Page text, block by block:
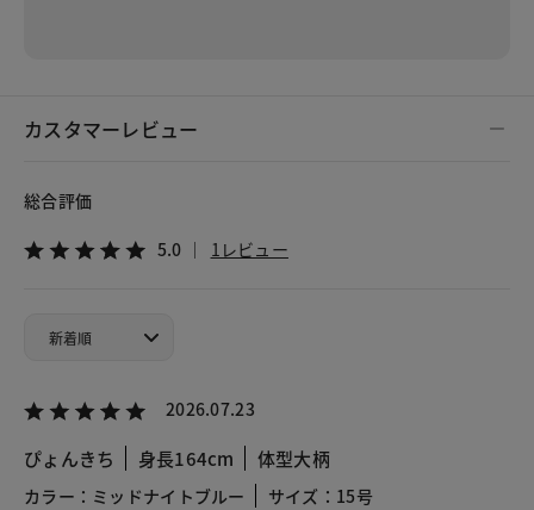
カスタマーレビュー
総合評価
5.0 1レビュー
2026.07.23
ぴょんきち 身長164cm 体型大柄
カラー：ミッドナイトブルー サイズ：15号